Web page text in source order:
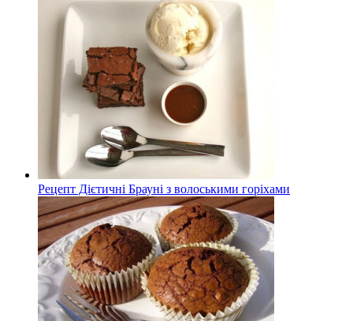
Рецепт Дієтичні Брауні з волоськими горіхами